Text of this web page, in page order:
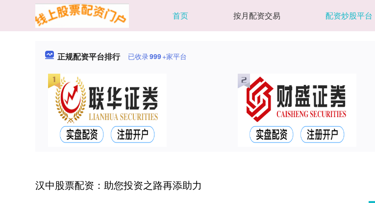
首页 按月配资交易 配资炒股平台
正规配资平台排行 已收录999+家平台
汉中股票配资：助您投资之路再添助力